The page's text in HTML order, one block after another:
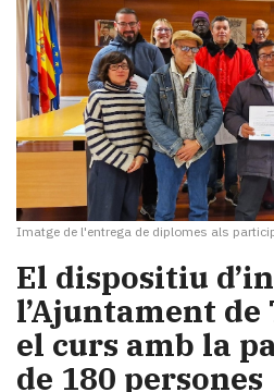
Imatge de l'entrega de diplomes als
El dispositiu
l’Ajuntament
el curs amb la
de 180 persones